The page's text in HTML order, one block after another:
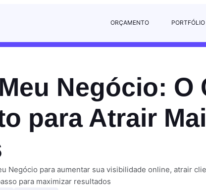
ORÇAMENTO PORTFÓLIO
Negócio: O
para Atrair
Negócio para aumentar sua visibilidade online, atrair
para maximizar resultados